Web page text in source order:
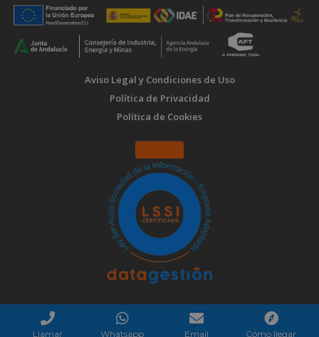
Llamar Whatsapp Email Cómo llegar
Aviso Legal y Condiciones de Uso
Política de Privacidad
Política de Cookies